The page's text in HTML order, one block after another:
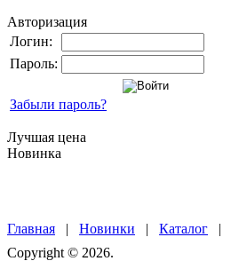
Авторизация
Логин:
Пароль:
Забыли пароль?
Лучшая цена
Новинка
Главная | Новинки | Каталог |
Copyright © 2026.